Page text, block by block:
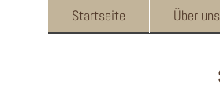
Startseite Über uns